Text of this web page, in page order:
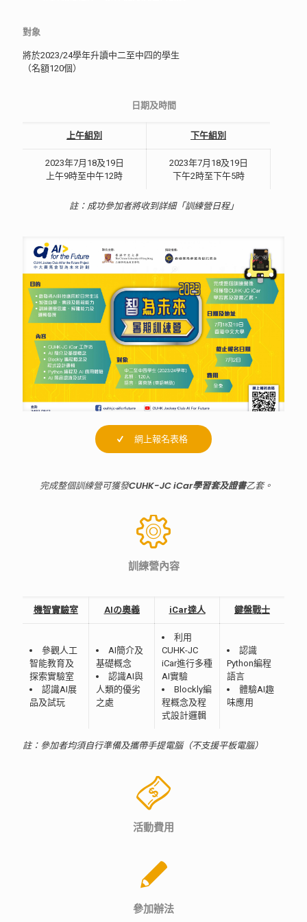
對象
將於2023/24學年升讀中二至中四的學生
（名額120個）
日期及時間
上午組別 下午組別
2023年7月18及19日
上午9時至中午12時
2023年7月18及19日
下午2時至下午5時
註：成功參加者將收到詳細「訓練營日程」
網上報名表格
完成整個訓練營可獲發CUHK-JC iCar學習套及證書乙套。
訓練營內容
機智實驗室 AIの奧義 iCar達人 鍵盤戰士
參觀人工
智能教育及
探索實驗室
認識AI展
品及試玩
AI簡介及
基礎概念
認識AI與
人類的優劣
之處
利用
CUHK-JC
iCar進行多種
AI實驗
Blockly編
程概念及程
式設計邏輯
認識
Python編程
語言
體驗AI趣
味應用
註：參加者均須自行準備及攜帶手提電腦（不支援平板電腦）
活動費用
參加辦法